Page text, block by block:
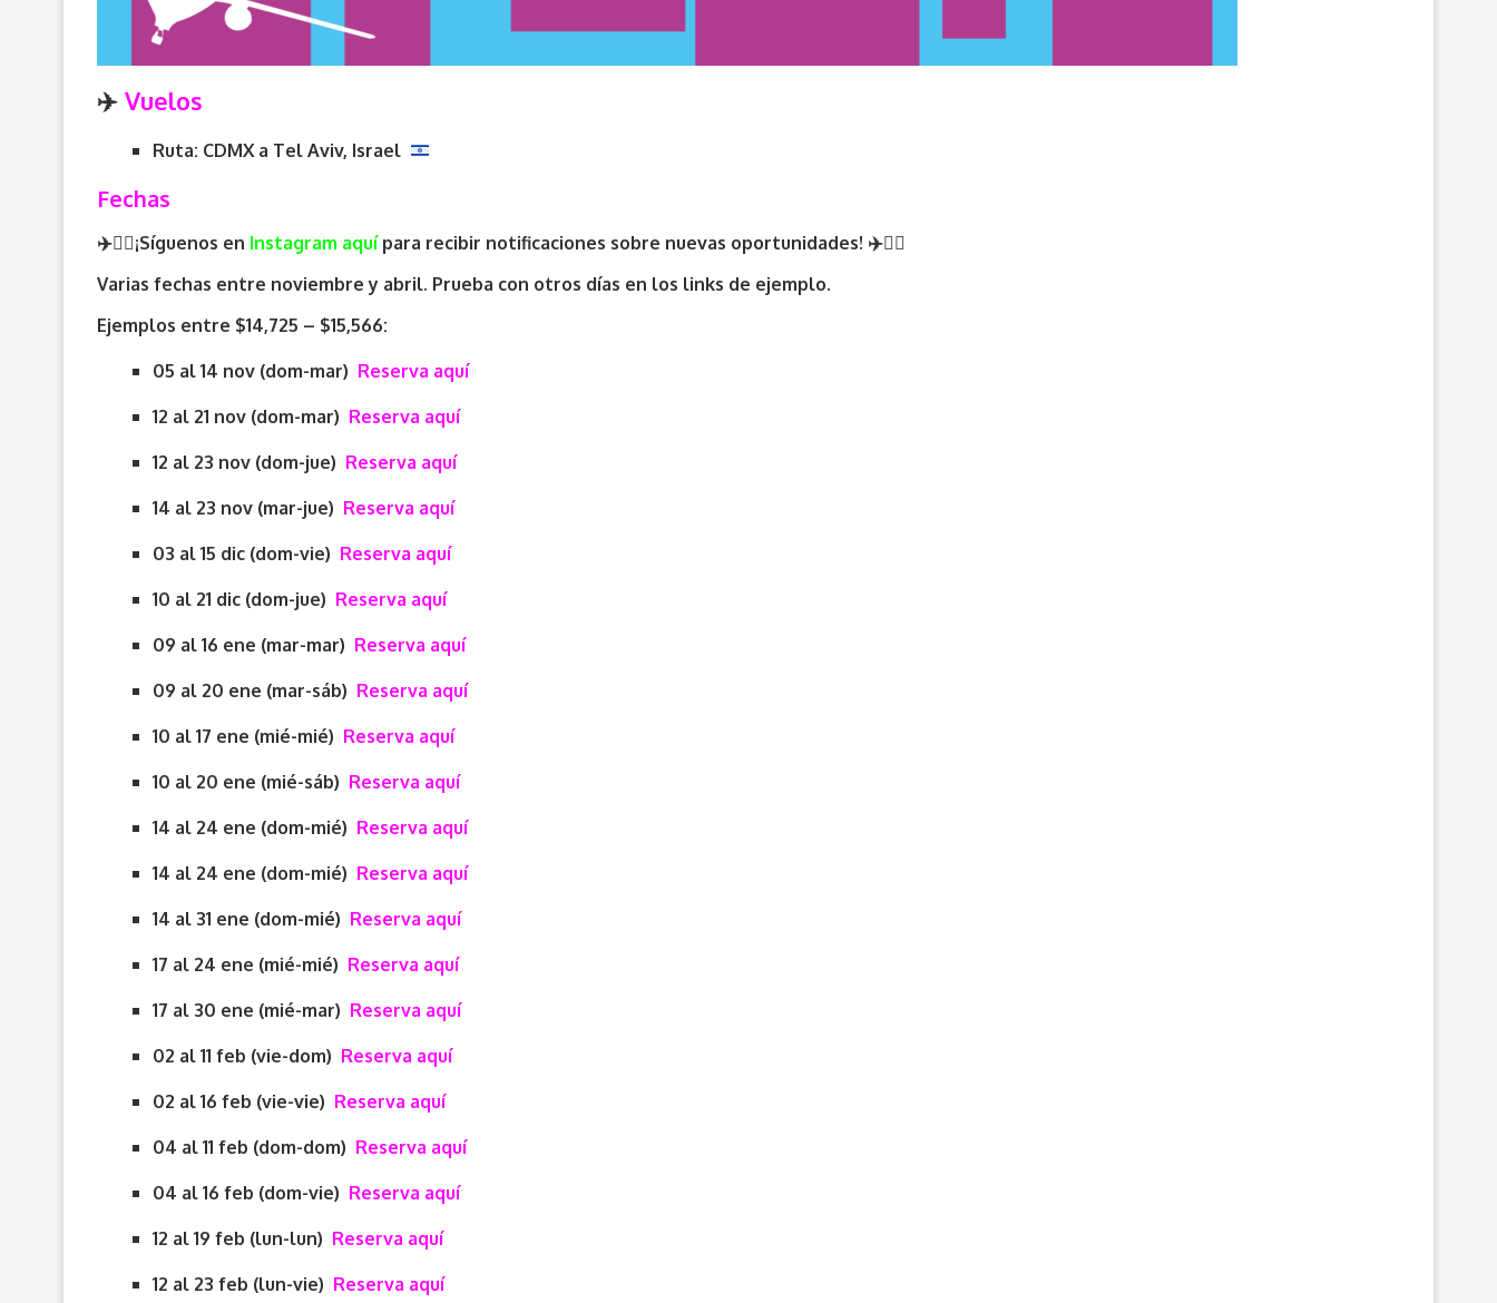
✈️ Vuelos
Ruta: CDMX a Tel Aviv, Israel
Fechas
✈️🏃‍♂️¡Síguenos en Instagram aquí para recibir notificaciones sobre nuevas oportunidades! ✈️🏃‍♀️
Varias fechas entre noviembre y abril. Prueba con otros días en los links de ejemplo.
Ejemplos entre $14,725 – $15,566:
05 al 14 nov (dom-mar) Reserva aquí
12 al 21 nov (dom-mar) Reserva aquí
12 al 23 nov (dom-jue) Reserva aquí
14 al 23 nov (mar-jue) Reserva aquí
03 al 15 dic (dom-vie) Reserva aquí
10 al 21 dic (dom-jue) Reserva aquí
09 al 16 ene (mar-mar) Reserva aquí
09 al 20 ene (mar-sáb) Reserva aquí
10 al 17 ene (mié-mié) Reserva aquí
10 al 20 ene (mié-sáb) Reserva aquí
14 al 24 ene (dom-mié) Reserva aquí
14 al 24 ene (dom-mié) Reserva aquí
14 al 31 ene (dom-mié) Reserva aquí
17 al 24 ene (mié-mié) Reserva aquí
17 al 30 ene (mié-mar) Reserva aquí
02 al 11 feb (vie-dom) Reserva aquí
02 al 16 feb (vie-vie) Reserva aquí
04 al 11 feb (dom-dom) Reserva aquí
04 al 16 feb (dom-vie) Reserva aquí
12 al 19 feb (lun-lun) Reserva aquí
12 al 23 feb (lun-vie) Reserva aquí